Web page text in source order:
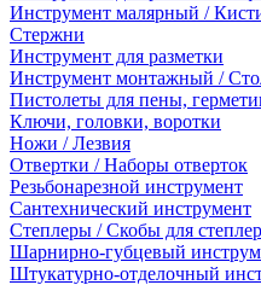
Инструмент малярный /
Стержни
Инструмент для разметки
Инструмент монтажный /
Пистолеты для пены,
Ключи, головки, воротки
Ножи / Лезвия
Отвертки / Наборы отверток
Резьбонарезной инструмент
Сантехнический инструмент
Степлеры / Скобы для
Шарнирно-губцевый
Штукатурно-отделочный